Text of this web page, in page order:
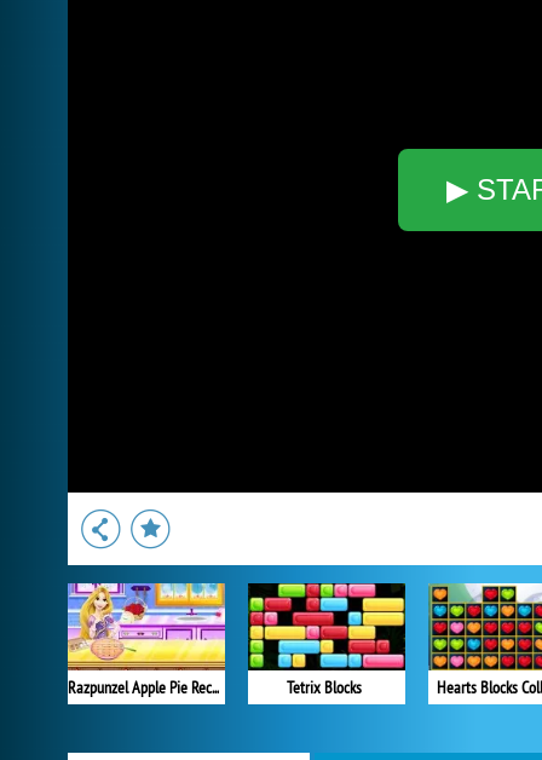
▶
Razpunzel Apple Pie Recipe Tetrix Blocks Hearts Blocks